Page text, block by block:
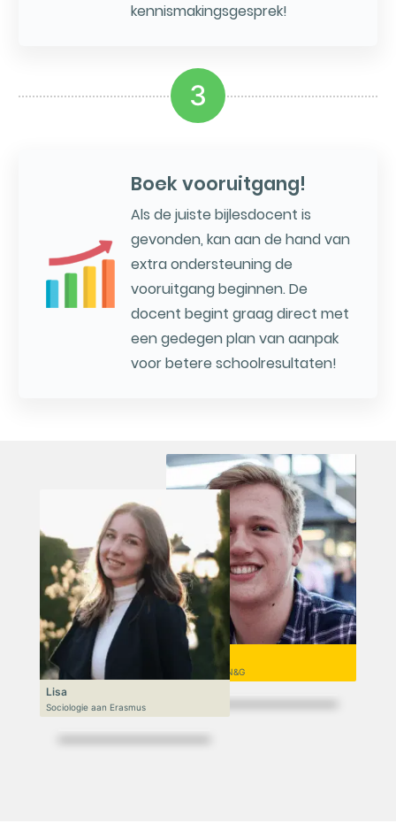
kennismakingsgesprek!
3
Boek vooruitgang!
Als de juiste bijlesdocent is
gevonden, kan aan de hand van
extra ondersteuning de
vooruitgang beginnen. De
docent begint graag direct met
een gedegen plan van aanpak
voor betere schoolresultaten!
Niek
VWO 6, N&T/N&G
Lisa
Sociologie aan Erasmus